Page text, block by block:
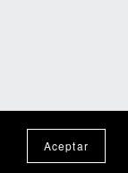
Aceptar